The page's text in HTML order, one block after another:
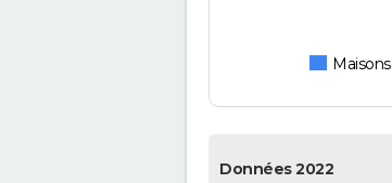
Maisons
Données 2022